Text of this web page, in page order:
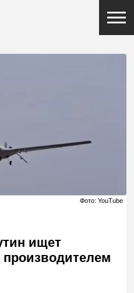
Фото: YouTube
ищет
производителем